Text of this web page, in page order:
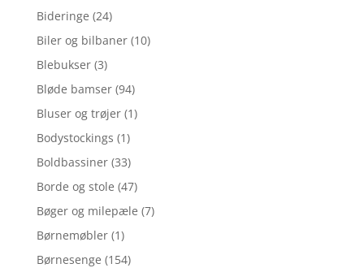
Bideringe (24)
Biler og bilbaner (10)
Blebukser (3)
Bløde bamser (94)
Bluser og trøjer (1)
Bodystockings (1)
Boldbassiner (33)
Borde og stole (47)
Bøger og milepæle (7)
Børnemøbler (1)
Børnesenge (154)